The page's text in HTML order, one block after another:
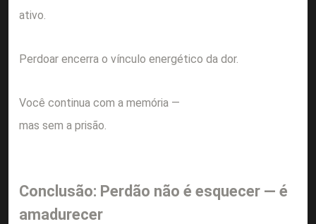
ativo.
Perdoar encerra o vínculo energético da dor.
Você continua com a memória —
mas sem a prisão.
Conclusão: Perdão não é esquecer — é
amadurecer